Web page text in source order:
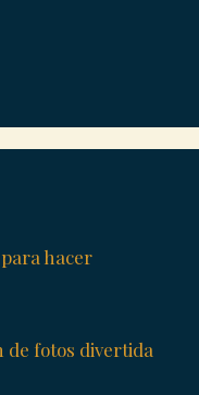
hacer
de fotos divertida